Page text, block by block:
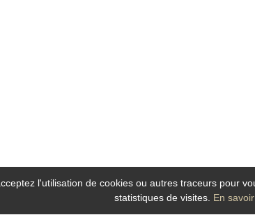
l'utilisation de cookies ou autres traceurs pour
statistiques de visites. En